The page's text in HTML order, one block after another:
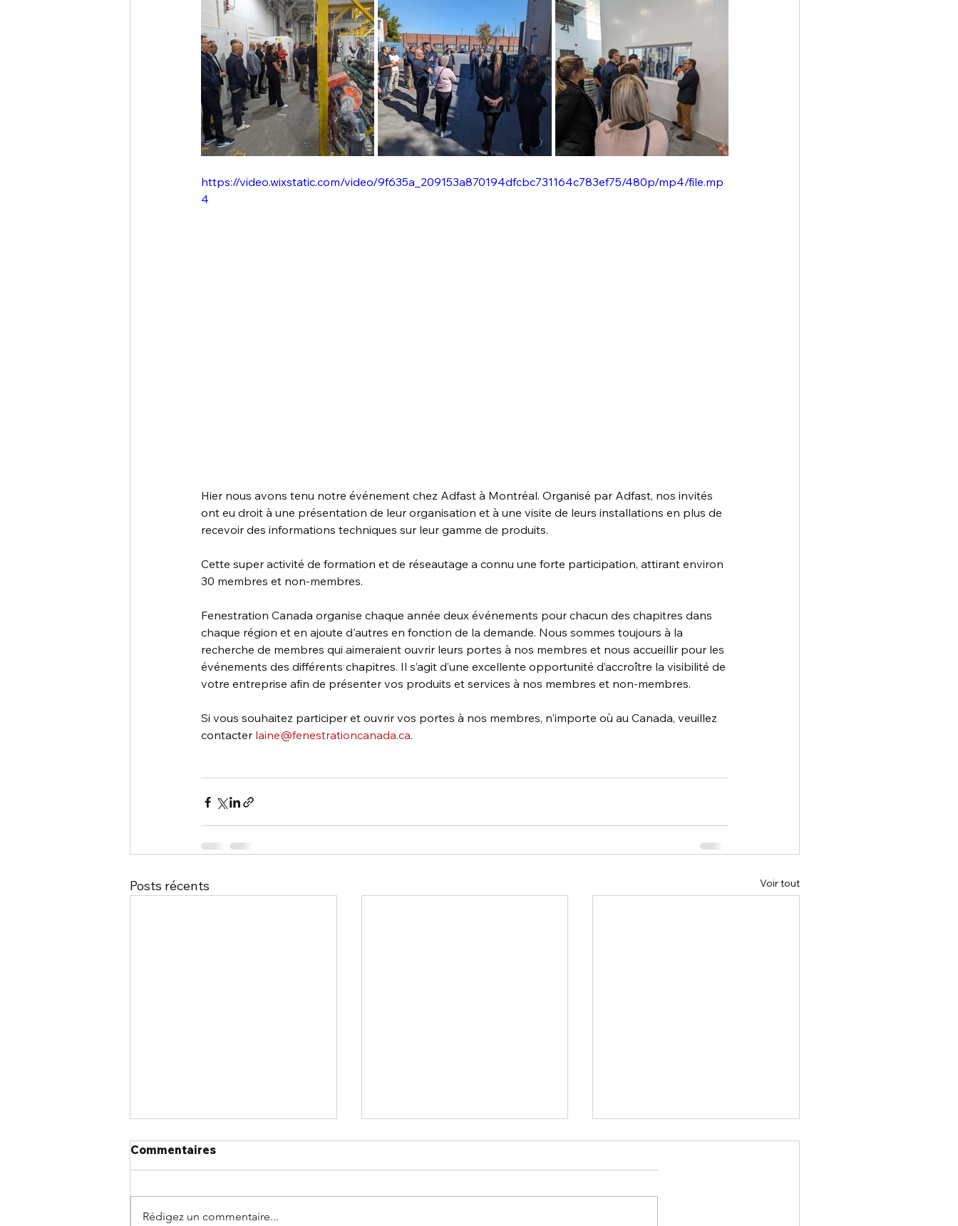
https://video.wixstatic.com/video/9f635a_209153a870194dfcbc731164c783ef75/480p/mp4/file.mp
4
Hier nous avons tenu notre événement chez Adfast à Montréal. Organisé par Adfast, nos invités
ont eu droit à une présentation de leur organisation et à une visite de leurs installations en plus de
recevoir des informations techniques sur leur gamme de produits.
Cette super activité de formation et de réseautage a connu une forte participation, attirant environ
30 membres et non-membres.
Fenestration Canada organise chaque année deux événements pour chacun des chapitres dans
chaque région et en ajoute d'autres en fonction de la demande. Nous sommes toujours à la
recherche de membres qui aimeraient ouvrir leurs portes à nos membres et nous accueillir pour les
événements des différents chapitres. Il s’agit d’une excellente opportunité d’accroître la visibilité de
votre entreprise afin de présenter vos produits et services à nos membres et non-membres.
Si vous souhaitez participer et ouvrir vos portes à nos membres, n'importe où au Canada, veuillez
contacter laine@fenestrationcanada.ca.
Posts récents Voir tout
Commentaires
Rédigez un commentaire...